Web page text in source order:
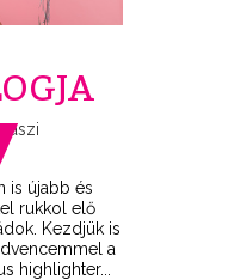
is újabb és
rukkol elő
Kezdjük is
a
highlighter...